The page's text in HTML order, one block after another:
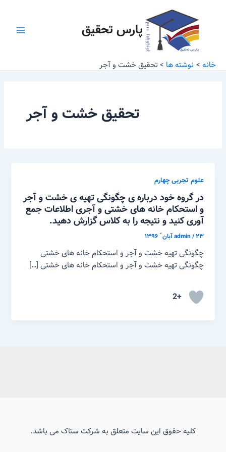
پارس تحقیق
خانه نوشته ها تحقیق خشت و آجر
تحقیق خشت و آجر
علوم تجربی چهارم
در گروه خود درباره ی چگونگی تهیه ی خشت و آجر
و استحکام خانه های خشتی و آجری اطلاعات جمع
آوری کنید و نتیجه را به کلاس گزارش دهید.
admin/۲۳ آبان ّ ۱۳۹۶
چگونگی تهیه خشت و آجر و استحکام خانه های خشتی
چگونگی تهیه خشت و آجر و استحکام خانه های خشتی […]
+2
کلیه حقوق این سایت متعلق به شرکت ستاک می باشد.